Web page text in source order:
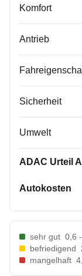
Komfort
Antrieb
Sicherheit
Umwelt
ADAC Urteil
Autokosten
sehr gut 0,6
befriedigend
mangelhaft